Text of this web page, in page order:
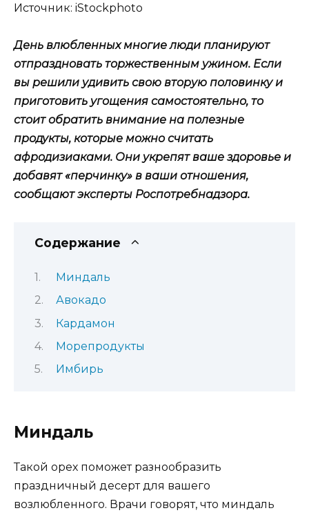
Источник: iStockphoto
День влюбленных многие люди планируют
отпраздновать торжественным ужином. Если
вы решили удивить свою вторую половинку и
приготовить угощения самостоятельно, то
стоит обратить внимание на полезные
продукты, которые можно считать
афродизиаками. Они укрепят ваше здоровье и
добавят «перчинку» в ваши отношения,
сообщают эксперты Роспотребнадзора.
Содержание
Миндаль
Авокадо
Кардамон
Морепродукты
Имбирь
Миндаль
Такой орех поможет разнообразить
праздничный десерт для вашего
возлюбленного. Врачи говорят, что миндаль